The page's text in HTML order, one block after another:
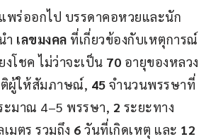
พร่ออกไป บรรดาคอหวยและนัก
ำ เลขมงคล ที่เกี่ยวข้องกับเหตุการณ์
งโชค ไม่ว่าจะเป็น 70 อายุของหลวง
ผู้ให้สัมภาษณ์, 45 จำนวนพรรษาที่
มาณ 4–5 พรรษา, 2 ระยะทาง
มตร รวมถึง 6 วันที่เกิดเหตุ และ 12